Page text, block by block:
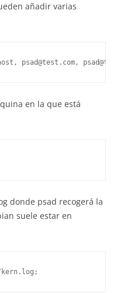
añadir varias
psad@test.com,
en la que está
donde psad recogerá la
suele estar en
kern.log;